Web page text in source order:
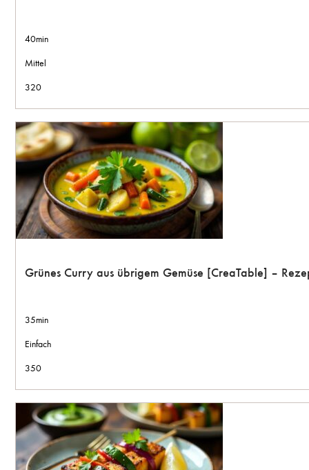
40min
Mittel
320
Grünes Curry aus übrigem Gemüse [CreaTable] –
35min
Einfach
350